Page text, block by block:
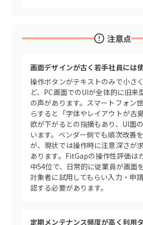
注意点
画面デザインが古く若手社員には
操作ボタンがテキストのみで小さ
ど、PC画面でのUIが全体的に旧来
の声があります。スマートフォン
らすると「字体やレイアウトが古
欲が下がるとの指摘もあり、UI面
います。ベンダー側でも順次改善
が、現状では操作時に注意深さが
あります。FitGapの操作性評価は
中54位で、日常的に従業員が画面
対象者に試用してもらい入力・申
認する必要があります。
定期メンテナンス頻度が高く利用